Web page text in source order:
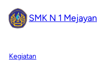
SMK N 1 Mejayan
Kegiatan